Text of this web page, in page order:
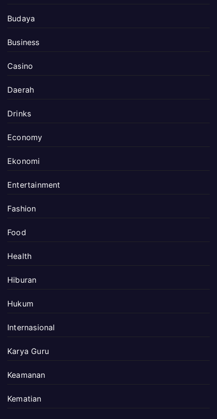
Budaya
Business
Casino
Daerah
Drinks
Economy
Ekonomi
Entertainment
Fashion
Food
Health
Hiburan
Hukum
Internasional
Karya Guru
Keamanan
Kematian